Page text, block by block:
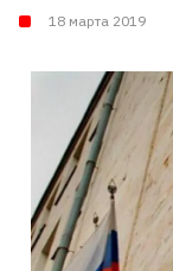
18 марта 2019